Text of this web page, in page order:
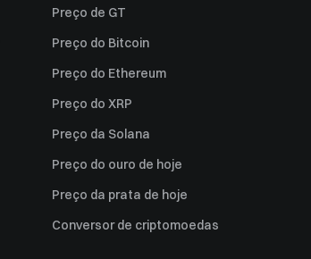
Preço de GT
Preço do Bitcoin
Preço do Ethereum
Preço do XRP
Preço da Solana
Preço do ouro de hoje
Preço da prata de hoje
Conversor de criptomoedas